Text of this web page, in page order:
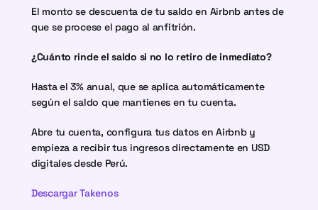
El monto se descuenta de tu saldo en Airbnb antes de
que se procese el pago al anfitrión.
¿Cuánto rinde el saldo si no lo retiro de inmediato?
Hasta el 3% anual, que se aplica automáticamente
según el saldo que mantienes en tu cuenta.
Abre tu cuenta, configura tus datos en Airbnb y
empieza a recibir tus ingresos directamente en USD
digitales desde Perú.
Descargar Takenos